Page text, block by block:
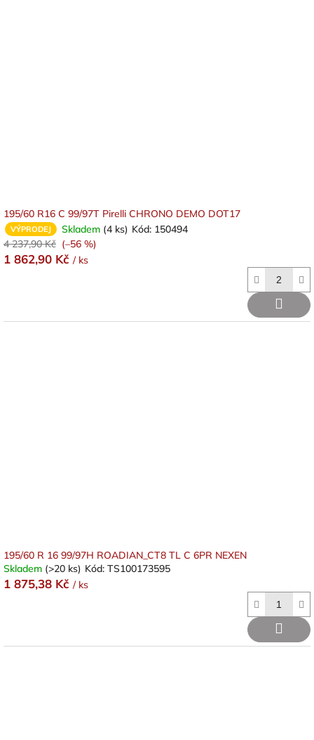
195/60 R16 C 99/97T Pirelli CHRONO DEMO DOT17
VÝPRODEJ Skladem (4 ks) Kód: 150494
4 237,90 Kč (–56 %)
1 862,90 Kč / ks
195/60 R 16 99/97H ROADIAN_CT8 TL C 6PR NEXEN
Skladem (>20 ks) Kód: TS100173595
1 875,38 Kč / ks